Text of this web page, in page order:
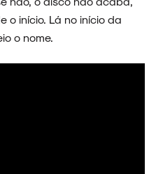
o início. Lá no início da
o nome.